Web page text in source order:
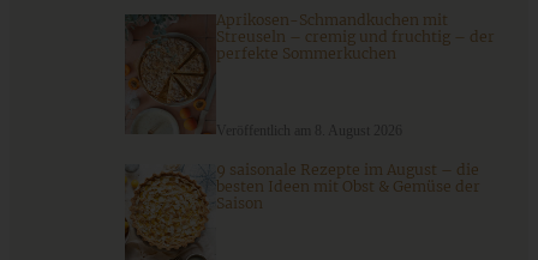
Stracciatella-Quarkcreme mit Kirschgrütze - einfaches
Aprikosen-Schmandkuchen mit
Streuseln – cremig und fruchtig – der
perfekte Sommerkuchen
Veröffentlich am 8. August 2026
9 saisonale Rezepte im August – die
besten Ideen mit Obst & Gemüse der
Saison